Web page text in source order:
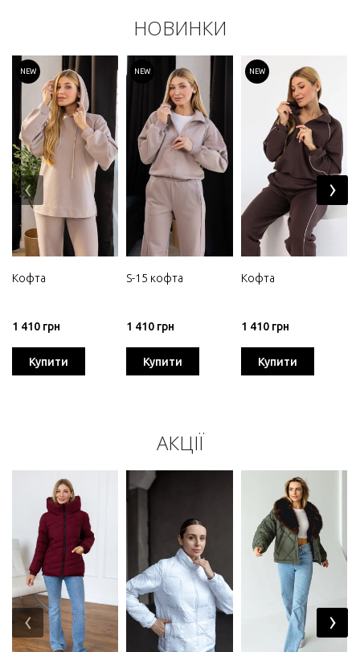
НОВИНКИ
NEW
Кофта
1 410 грн
Купити
NEW
S-15 кофта
1 410 грн
Купити
NEW
Кофта
1 410 грн
Купити
‹ ›
АКЦІЇ
‹ ›